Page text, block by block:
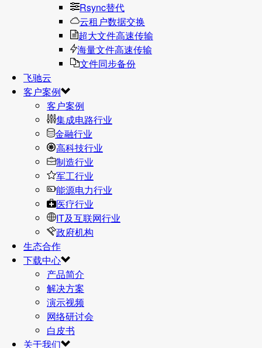
Rsync替代
云租户数据交换
超大文件高速传输
海量文件高速传输
文件同步备份
飞驰云
客户案例
客户案例
集成电路行业
金融行业
高科技行业
制造行业
军工行业
能源电力行业
医疗行业
IT及互联网行业
政府机构
生态合作
下载中心
产品简介
解决方案
演示视频
网络研讨会
白皮书
关于我们